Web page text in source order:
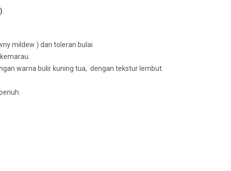
mildew ) dan toleran bulai.
warna bulir kuning tua, dengan tekstur lembut.